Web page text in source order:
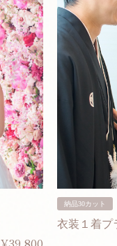
納品30カット
衣装１着プ